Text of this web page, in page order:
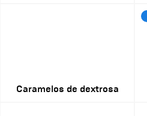
Caramelos de dextrosa